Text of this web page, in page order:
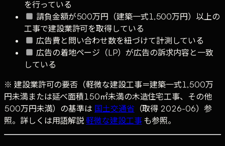
を行っている
請負金額が500万円（建築一式1,500万円）以上の
工事で建設業許可を取得している
広告費と問い合わせ数を紐づけて計測している
広告の着地ページ（LP）が広告の訴求内容と一致
している
※ 建設業許可の要否（軽微な建設工事＝建築一式1,500万
円未満または延べ面積150㎡未満の木造住宅工事、その他
500万円未満）の基準は 国土交通省（取得 2026-06）参
照。詳しくは用語解説 軽微な建設工事も参照。